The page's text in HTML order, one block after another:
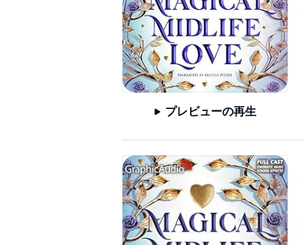
プレビューの再生